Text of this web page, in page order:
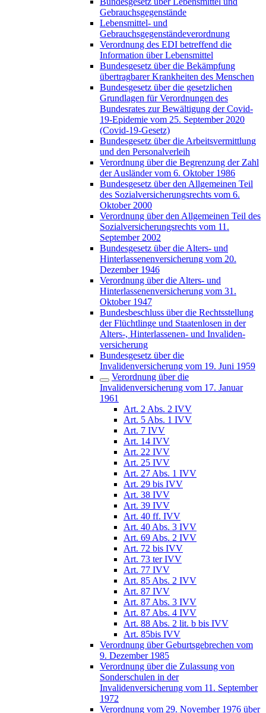
Gebrauchsgegenstände
Lebensmittel- und
Gebrauchsgegenständeverordnung
Verordnung des EDI betreffend die
Information über Lebensmittel
Bundesgesetz über die Bekämpfung
übertragbarer Krankheiten des Menschen
Bundesgesetz über die gesetzlichen
Grundlagen für Verordnungen des
Bundesrates zur Bewältigung der Covid-
19-Epidemie vom 25. September 2020
(Covid-19-Gesetz)
Bundesgesetz über die Arbeitsvermittlung
und den Personalverleih
Verordnung über die Begrenzung der Zahl
der Ausländer vom 6. Oktober 1986
Bundesgesetz über den Allgemeinen Teil
des Sozialversicherungsrechts vom 6.
Oktober 2000
Verordnung über den Allgemeinen Teil des
Sozialversicherungsrechts vom 11.
September 2002
Bundesgesetz über die Alters- und
Hinterlassenenversicherung vom 20.
Dezember 1946
Verordnung über die Alters- und
Hinterlassenenversicherung vom 31.
Oktober 1947
Bundesbeschluss über die Rechtsstellung
der Flüchtlinge und Staatenlosen in der
Alters-, Hinterlassenen- und Invaliden-
versicherung
Bundesgesetz über die
Invalidenversicherung vom 19. Juni 1959
Verordnung über die
Invalidenversicherung vom 17. Januar
1961
Art. 2 Abs. 2 IVV
Art. 5 Abs. 1 IVV
Art. 7 IVV
Art. 14 IVV
Art. 22 IVV
Art. 25 IVV
Art. 27 Abs. 1 IVV
Art. 29 bis IVV
Art. 38 IVV
Art. 39 IVV
Art. 40 ff. IVV
Art. 40 Abs. 3 IVV
Art. 69 Abs. 2 IVV
Art. 72 bis IVV
Art. 73 ter IVV
Art. 77 IVV
Art. 85 Abs. 2 IVV
Art. 87 IVV
Art. 87 Abs. 3 IVV
Art. 87 Abs. 4 IVV
Art. 88 Abs. 2 lit. b bis IVV
Art. 85bis IVV
Verordnung über Geburtsgebrechen vom
9. Dezember 1985
Verordnung über die Zulassung von
Sonderschulen in der
Invalidenversicherung vom 11. September
1972
Verordnung vom 29. November 1976 über